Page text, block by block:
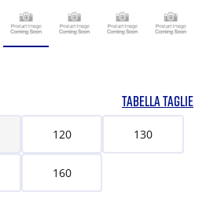
TABELLA TAGLIE
120 130
160